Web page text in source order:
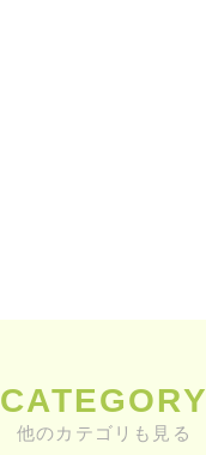
CATEGORY
他のカテゴリも見る